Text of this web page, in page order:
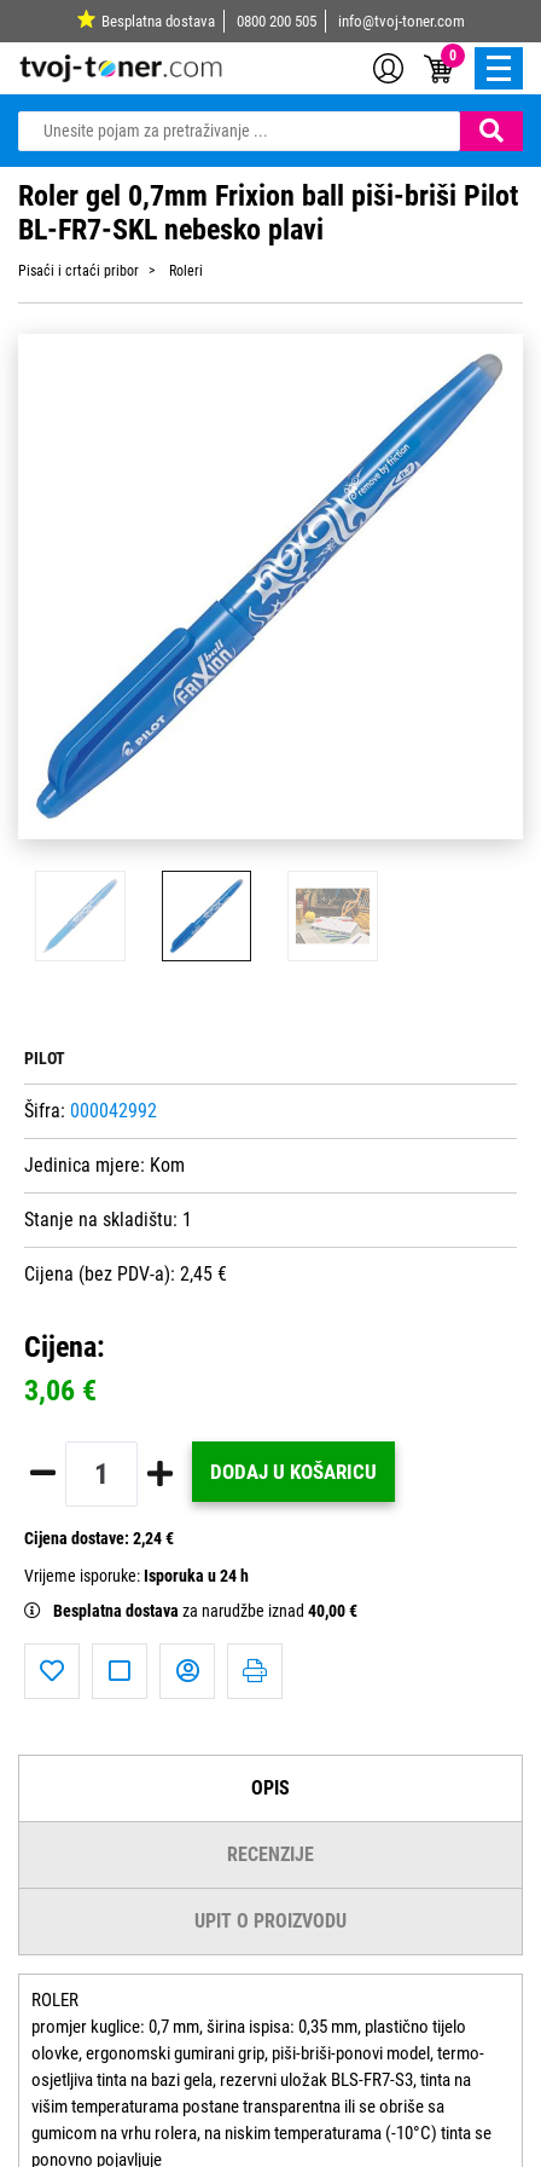
Besplatna dostava 0800 200 505 info@tvoj-toner.com
0
Roler gel 0,7mm Frixion ball piši-briši Pilot
BL-FR7-SKL nebesko plavi
Pisaći i crtaći pribor Roleri
PILOT
Šifra: 000042992
Jedinica mjere: Kom
Stanje na skladištu: 1
Cijena (bez PDV-a): 2,45 €
Cijena:
3,06 €
DODAJ U KOŠARICU
Cijena dostave: 2,24 €
Vrijeme isporuke:Isporuka u 24 h
Besplatna dostava za narudžbe iznad 40,00 €
OPIS
RECENZIJE
UPIT O PROIZVODU
ROLER
promjer kuglice: 0,7 mm, širina ispisa: 0,35 mm, plastično tijelo
olovke, ergonomski gumirani grip, piši-briši-ponovi model, termo-
osjetljiva tinta na bazi gela, rezervni uložak BLS-FR7-S3, tinta na
višim temperaturama postane transparentna ili se obriše sa
gumicom na vrhu rolera, na niskim temperaturama (-10°C) tinta se
ponovno pojavljuje